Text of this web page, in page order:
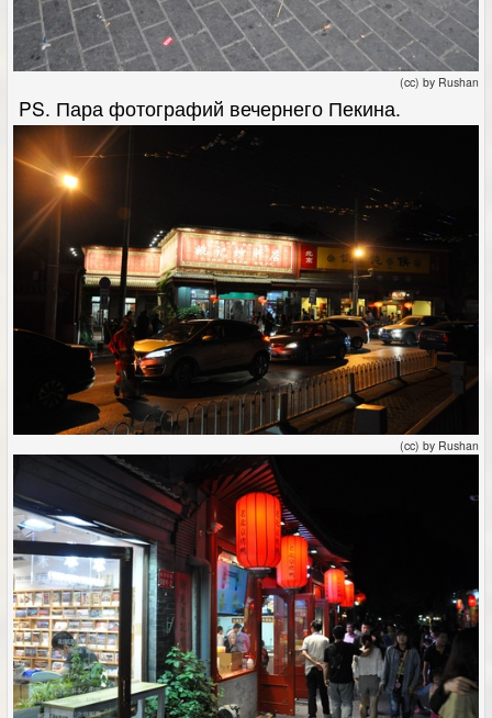
(cc) by Rushan
PS. Пара фотографий вечернего Пекина.
(cc) by Rushan